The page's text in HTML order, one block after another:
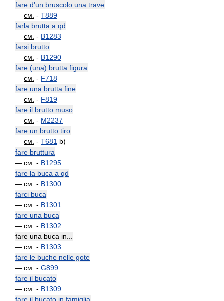
fare d'un bruscolo una trave
— см. - T889
farla brutta a qd
— см. - B1283
farsi brutto
— см. - B1290
fare (una) brutta figura
— см. - F718
fare una brutta fine
— см. - F819
fare il brutto muso
— см. - M2237
fare un brutto tiro
— см. - T681 b)
fare bruttura
— см. - B1295
fare la buca a qd
— см. - B1300
farci buca
— см. - B1301
fare una buca
— см. - B1302
fare una buca in...
— см. - B1303
fare le buche nelle gote
— см. - G899
fare il bucato
— см. - B1309